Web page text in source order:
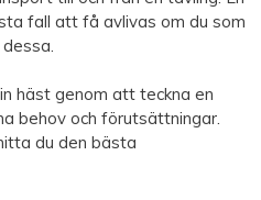
fall att få avlivas om du som
häst genom att teckna en
behov och förutsättningar.
du den bästa